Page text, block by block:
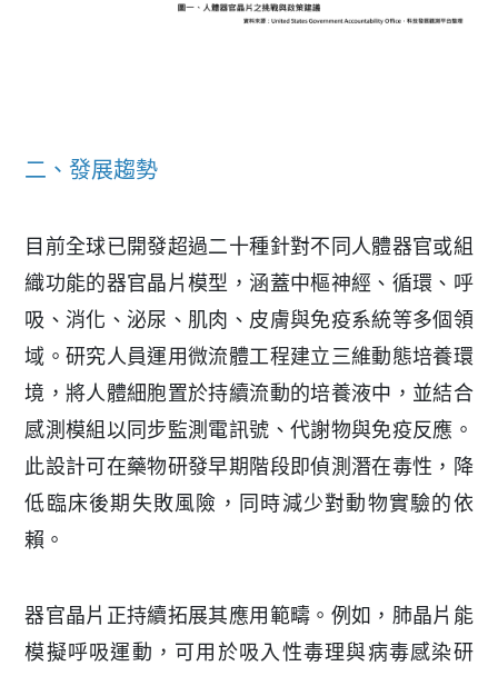
二、發展趨勢
目前全球已開發超過二十種針對不同人體器官或組
織功能的器官晶片模型，涵蓋中樞神經、循環、呼
吸、消化、泌尿、肌肉、皮膚與免疫系統等多個領
域。研究人員運用微流體工程建立三維動態培養環
境，將人體細胞置於持續流動的培養液中，並結合
感測模組以同步監測電訊號、代謝物與免疫反應。
此設計可在藥物研發早期階段即偵測潛在毒性，降
低臨床後期失敗風險，同時減少對動物實驗的依
賴。
器官晶片正持續拓展其應用範疇。例如，肺晶片能
模擬呼吸運動，可用於吸入性毒理與病毒感染研